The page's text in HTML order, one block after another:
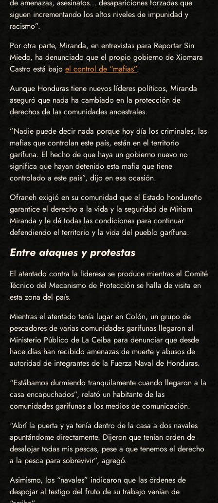
de amenazas, asesinatos… desapariciones forzadas que
siguen incrementando los altos niveles de impunidad y
racismo”.
Por otra parte, Miranda, en entrevistas para Reportar Sin
Miedo, ha denunciado que el propio gobierno de Xiomara
Castro está bajo el control de “mafias”.
Aunque Honduras tiene nuevos líderes políticos, Miranda
aseguró que nada ha cambiado en la protección de
derechos de las comunidades ancestrales.
”Nadie puede decir nada porque hoy día los criminales, las
mafias que controlan este país, están en el territorio
garífuna. El hecho de que haya un gobierno nuevo no
significa que hayan detenido esta mafia que tiene
controlado a este país”, dijo en esa ocasión.
Ofraneh exigió en su comunidad que el Estado hondureño
garantice el derecho a la vida y la seguridad de Miriam
Miranda y le dé todas las condiciones para continuar
defendiendo el territorio y la vida del pueblo garífuna.
Entre ataques y protestas
El atentado contra la lideresa se produce mientras el Comité
Técnico del Mecanismo de Protección se halla de visita en
esta zona del país.
Mientras el atentado tenía lugar en Colón, un grupo de
pescadores de varias comunidades garífunas llegaron al
Ministerio Público de La Ceiba para denunciar que desde
hace días han recibido amenazas de muerte y abusos de
autoridad de integrantes de la Fuerza Naval de Honduras.
“Estábamos durmiendo tranquilamente cuando llegaron a la
casa encapuchados”, relató un habitante de las
comunidades garífunas a los medios de comunicación.
“Abrí la puerta y ya tenía dentro de la casa a dos navales
apuntándome directamente. Dijeron que tenían orden de
desalojar todas mis pescas, pese a que tenemos el derecho
a la pesca para sobrevivir”, agregó.
Asimismo, los “navales” indicaron que las órdenes de
despojar al testigo del fruto de su trabajo venían de